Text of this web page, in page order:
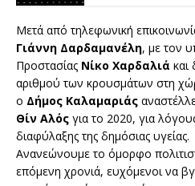
Μετά από τηλεφωνική
Γιάννη Δαρδαμανέλη, με τον
Προστασίας Νίκο Χαρδαλιά και
αριθμού των κρουσμάτων στη
ο Δήμος Καλαμαριάς
Θίν Αλός για το 2020, για
διαφύλαξης της δημόσιας υγείας.
Ανανεώνουμε το όμορφο
επόμενη χρονιά, ευχόμενοι να